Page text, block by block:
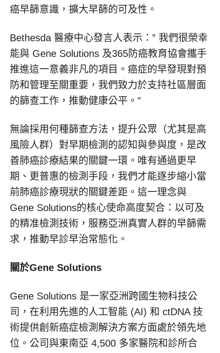
癌早篩意識，擴大早篩的可及性。
Bethesda 醫療中心發言人表示：” 我們很榮幸
能與 Gene Solutions 及365防癌教育協會攜手
推進這一意義非凡的項目。癌症的早發現對預
防和管理至關重要，我們致力於支持社區層面
的篩查工作，推動健康公平。”
無論採用何種篩查方法，提升公眾（尤其是高
風險人群）對早期檢測的認知與參與度，是改
善肺癌診療結果的關鍵一環。唯有通過更早
期、更普惠的檢測手段，我們才能逐步縮小當
前肺癌診療現狀的關鍵差距。這一理念與
Gene Solutions的核心使命高度契合：以可及
的精准檢測技術，服務亞洲真實人群的早篩需
求，推動早診早治常態化。
關於Gene Solutions
Gene Solutions 是一家亞洲跨國生物科技公
司，在利用先進的人工智能 (AI) 和 ctDNA 技
術提供創新癌症檢測解決方案方面處於領先地
位。公司與東南亞 4,500 多家醫院和診所合